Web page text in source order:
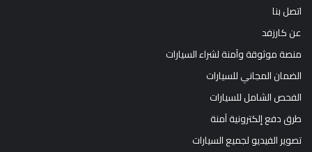
اتصل بنا
عن كارزفد
منصة موثوقة وآمنة لشراء السيارات
الضمان المجاني للسيارات
الفحص الشامل للسيارات
طرق دفع إلكترونية آمنة
تصوير الفيديو لجميع السيارات